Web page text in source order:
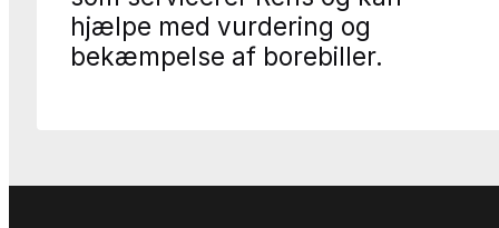
hjælpe med vurdering og
bekæmpelse af borebiller.